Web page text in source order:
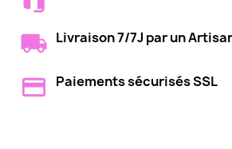
Livraison 7/7J par un
Paiements sécurisés SSL